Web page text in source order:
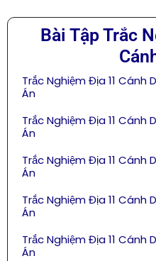
Bài Tập Trắc
Trắc Nghiệm Địa 11 Cánh
Án
Trắc Nghiệm Địa 11 Cánh
Án
Trắc Nghiệm Địa 11 Cánh
Án
Trắc Nghiệm Địa 11 Cánh
Án
Trắc Nghiệm Địa 11 Cánh
Án